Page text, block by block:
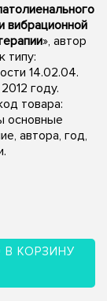
вибрационной
», автор
типу:
14.02.04.
году.
товара:
основные
автора, год,
КОРЗИНУ